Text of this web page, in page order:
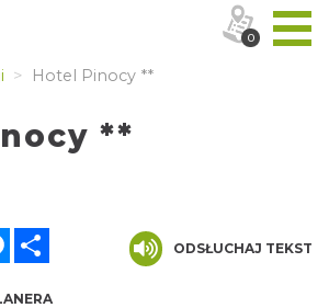
Hotel Pinocy **
**
Messenger
ODSŁUCHAJ TEKST
0